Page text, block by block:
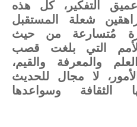
عميق التفكير، كل هذه
شعلة المستقبل
مُتسارعة من حيث
التي بلغت قصب
والمعرفة والقيم،
لا مجال للحديث
وسواعدها